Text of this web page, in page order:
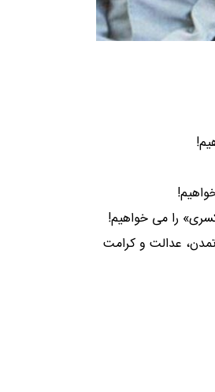
را می خواهیم!
عدالت و کرامت